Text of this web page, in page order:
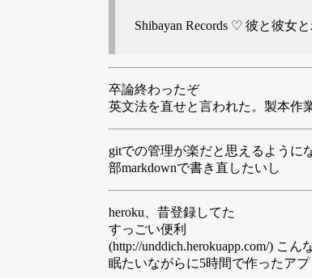
Shibayan Records ♡ 彼と彼女
卒論終わったぞ
英文法を直せと言われた。製本作
gitでの管理が楽だと思えるように
部markdownで書き直したいし
heroku、昔登録してた
すっごい便利
(http://unddich.herokuapp.com/) こん
眠たいながらに5時間で作ったア